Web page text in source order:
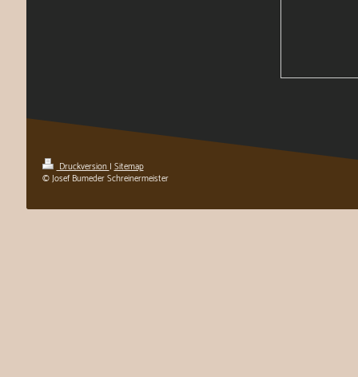
Druckversion|Sitemap
© Josef Bumeder Schreinermeister